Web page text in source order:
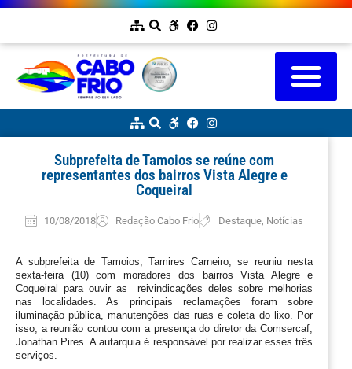
Subprefeita de Tamoios se reúne com
representantes dos bairros Vista Alegre e
Coqueiral
10/08/2018 Redação Cabo Frio Destaque, Notícias
A subprefeita de Tamoios, Tamires Carneiro, se reuniu nesta
sexta-feira (10) com moradores dos bairros Vista Alegre e
Coqueiral para ouvir as  reivindicações deles sobre melhorias
nas localidades. As principais reclamações foram sobre
iluminação pública, manutenções das ruas e coleta do lixo. Por
isso, a reunião contou com a presença do diretor da Comsercaf,
Jonathan Pires. A autarquia é responsável por realizar esses três
serviços.